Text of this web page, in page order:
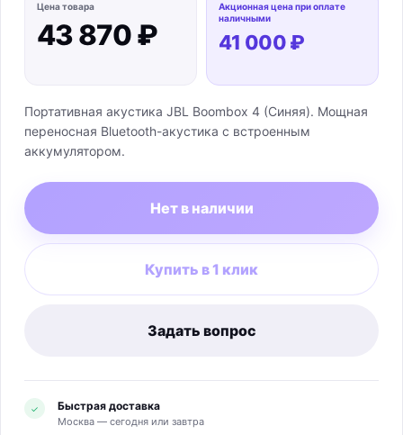
Цена товара
43 870 ₽
Акционная цена при оплате
наличными
41 000 ₽
Портативная акустика JBL Boombox 4 (Синяя). Мощная
переносная Bluetooth-акустика с встроенным
аккумулятором.
Нет в наличии
Купить в 1 клик
Задать вопрос
✓ Быстрая доставка
Москва — сегодня или завтра